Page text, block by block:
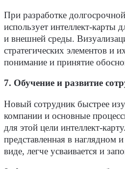
При разработке
использует интеллект-карты
и внешней среды.
стратегических элементов и
понимание и принятие
7. Обучение и развитие
Новый сотрудник быстрее
компании и основные
для этой цели интеллект-
представленная в наглядном
виде, легче усваивается и